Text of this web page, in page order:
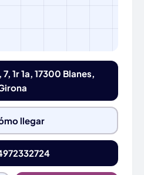
1r 1a, 17300 Blanes,
llegar